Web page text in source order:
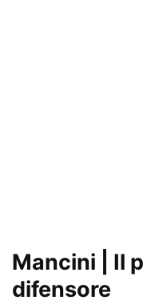
Mancini | Il
difensore